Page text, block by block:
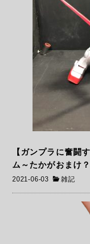
【ガンプラに奮闘
ム～たかがおまけ
2021-06-03 雑記